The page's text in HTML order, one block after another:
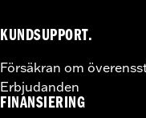
KUNDSUPPORT.
Försäkran om
Erbjudanden
FINANSIERING